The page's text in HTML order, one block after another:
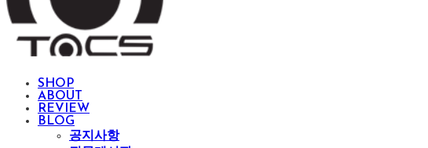
SHOP
ABOUT
REVIEW
BLOG
공지사항